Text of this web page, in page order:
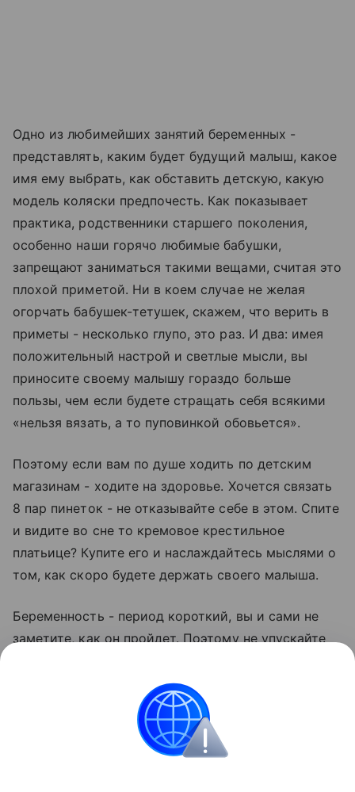
Одно из любимейших занятий беременных -
представлять, каким будет будущий малыш, какое
имя ему выбрать, как обставить детскую, какую
модель коляски предпочесть. Как показывает
практика, родственники старшего поколения,
особенно наши горячо любимые бабушки,
запрещают заниматься такими вещами, считая это
плохой приметой. Ни в коем случае не желая
огорчать бабушек-тетушек, скажем, что верить в
приметы - несколько глупо, это раз. И два: имея
положительный настрой и светлые мысли, вы
приносите своему малышу гораздо больше
пользы, чем если будете стращать себя всякими
«нельзя вязать, а то пуповинкой обовьется».
Поэтому если вам по душе ходить по детским
магазинам - ходите на здоровье. Хочется связать
8 пар пинеток - не отказывайте себе в этом. Спите
и видите во сне то кремовое крестильное
платьице? Купите его и наслаждайтесь мыслями о
том, как скоро будете держать своего малыша.
Беременность - период короткий, вы и сами не
заметите, как он пройдет. Поэтому не упускайте
временем, откиньте тревожные мысли, веру в
приметы и предрассудки. Живите полной жизнью
и получайте удовольствие.